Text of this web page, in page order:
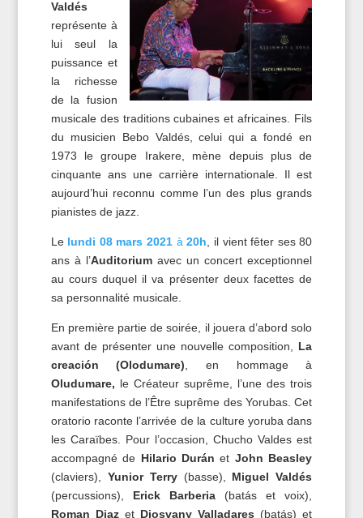
Valdés
représente à
lui seul la
puissance et
la richesse
de la fusion
musicale des traditions cubaines et africaines. Fils
du musicien Bebo Valdés, celui qui a fondé en
1973 le groupe Irakere, mène depuis plus de
cinquante ans une carrière internationale. Il est
aujourd’hui reconnu comme l’un des plus grands
pianistes de jazz.
Le lundi 08 mars 2021 à20h , il vient fêter ses 80
ans à l’Auditoriumavec un concert exceptionnel
au cours duquel il va présenter deux facettes de
sa personnalité musicale.
En première partie de soirée, il jouera d’abord solo
avant de présenter une nouvelle composition, La
creación (Olodumare) , en hommage à
Oludumare, le Créateur suprême, l’une des trois
manifestations de l’Être suprême des Yorubas. Cet
oratorio raconte l’arrivée de la culture yoruba dans
les Caraïbes. Pour l’occasion, Chucho Valdes est
accompagné de Hilario Durán et John Beasley
(claviers), Yunior Terry(basse), Miguel Valdés
(percussions), Erick Barberia(batás et voix),
Roman Diazet Diosvany Valladares (batás) et